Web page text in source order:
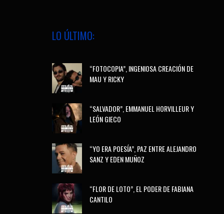
LO ÚLTIMO:
“FOTOCOPIA”, INGENIOSA CREACIÓN DE
MAU Y RICKY
“SALVADOR”, EMMANUEL HORVILLEUR Y
LEÓN GIECO
“YO ERA POESÍA”, PAZ ENTRE ALEJANDRO
SANZ Y EDEN MUÑOZ
“FLOR DE LOTO”, EL PODER DE FABIANA
CANTILO